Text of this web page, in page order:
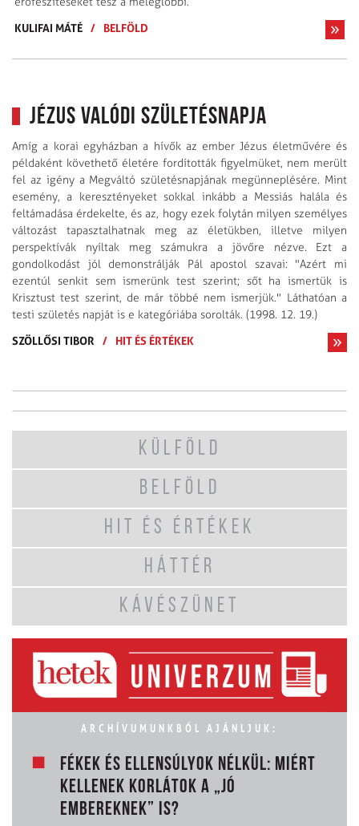
KULIFAI MÁTÉ / BELFÖLD
Jézus valódi születésnapja
Amíg a korai egyházban a hívők az ember Jézus életművére és
példaként követhető életére fordították figyelmüket, nem merült
fel az igény a Megváltó születésnapjának megünneplésére. Mint
esemény, a keresztényeket sokkal inkább a Messiás halála és
feltámadása érdekelte, és az, hogy ezek folytán milyen személyes
változást tapasztalhatnak meg az életükben, illetve milyen
perspektívák nyíltak meg számukra a jövőre nézve. Ezt a
gondolkodást jól demonstrálják Pál apostol szavai: "Azért mi
ezentúl senkit sem ismerünk test szerint; sőt ha ismertük is
Krisztust test szerint, de már többé nem ismerjük." Láthatóan a
testi születés napját is e kategóriába sorolták. (1998. 12. 19.)
SZÖLLŐSI TIBOR
/ HIT ÉS ÉRTÉKEK
KÜLFÖLD
BELFÖLD
HIT ÉS ÉRTÉKEK
HÁTTÉR
KÁVÉSZÜNET
ARCHÍVUMUNKBÓL AJÁNLJUK:
FÉKEK ÉS ELLENSÚLYOK NÉLKÜL: MIÉRT
KELLENEK KORLÁTOK A „JÓ
EMBEREKNEK” IS?